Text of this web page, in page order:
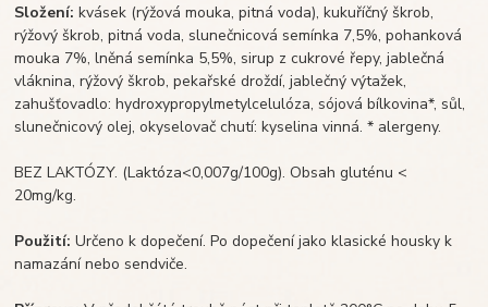
Složení: kvásek (rýžová mouka, pitná voda), kukuříčný škrob,
rýžový škrob, pitná voda, slunečnicová semínka 7,5%, pohanková
mouka 7%, lněná semínka 5,5%, sirup z cukrové řepy, jablečná
vláknina, rýžový škrob, pekařské droždí, jablečný výtažek,
zahušťovadlo: hydroxypropylmetylcelulóza, sójová bílkovina*, sůl,
slunečnicový olej, okyselovač chutí: kyselina vinná. * alergeny.
BEZ LAKTÓZY. (Laktóza<0,007g/100g). Obsah gluténu <
20mg/kg.
Použití: Určeno k dopečení. Po dopečení jako klasické housky k
namazání nebo sendviče.